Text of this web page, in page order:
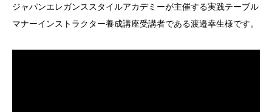
ジャパンエレガンススタイルアカデミーが主催する実践テーブル
マナーインストラクター養成講座受講者である渡邉幸生様です。